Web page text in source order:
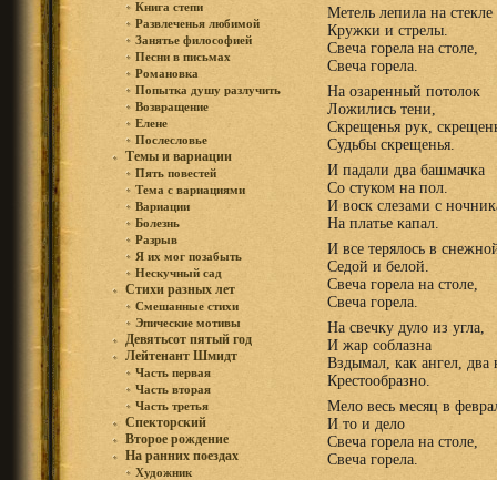
Книга степи
Развлеченья любимой
Занятье философией
Песни в письмах
Романовка
Попытка душу разлучить
Возвращение
Елене
Послесловье
Темы и вариации
Пять повестей
Тема с вариациями
Вариации
Болезнь
Разрыв
Я их мог позабыть
Нескучный сад
Стихи разных лет
Смешанные стихи
Эпические мотивы
Девятьсот пятый год
Лейтенант Шмидт
Часть первая
Часть вторая
Часть третья
Спекторский
Второе рождение
На ранних поездах
Художник
Метель лепила на стекле
Кружки и стрелы.
Свеча горела на столе,
Свеча горела.
На озаренный потолок
Ложились тени,
Скрещенья рук,
Судьбы скрещенья.
И падали два башмачка
Со стуком на пол.
И воск слезами с
На платье капал.
И все терялось в
Седой и белой.
Свеча горела на столе,
Свеча горела.
На свечку дуло из угла,
И жар соблазна
Вздымал, как ангел, два
Крестообразно.
Мело весь месяц в
И то и дело
Свеча горела на столе,
Свеча горела.